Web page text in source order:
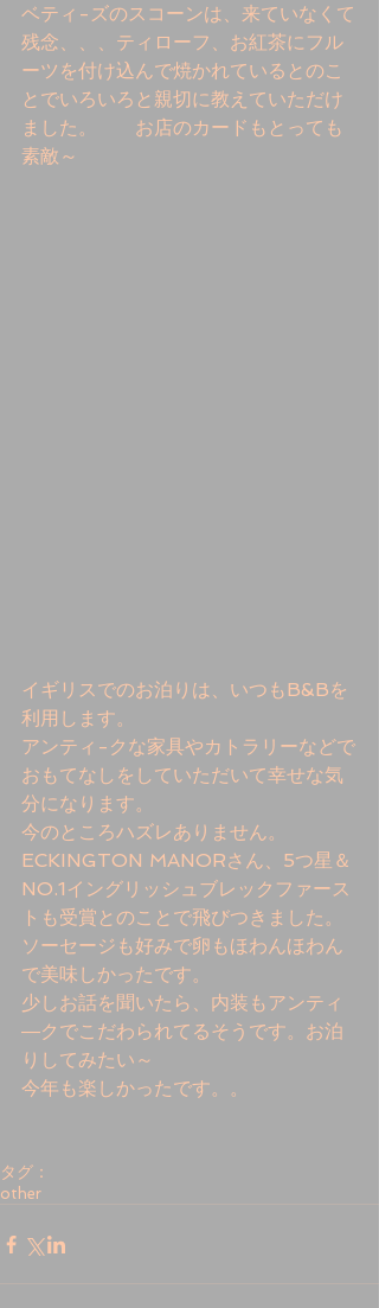
ベティ-ズのスコーンは、来ていなくて
残念、、、ティローフ、お紅茶にフル
ーツを付け込んで焼かれているとのこ
とでいろいろと親切に教えていただけ
ました。　　お店のカードもとっても
素敵～
イギリスでのお泊りは、いつもB&Bを
利用します。
アンティ-クな家具やカトラリーなどで
おもてなしをしていただいて幸せな気
分になります。
今のところハズレありません。
ECKINGTON MANORさん、5つ星＆
NO.1イングリッシュブレックファース
トも受賞とのことで飛びつきました。
ソーセージも好みで卵もほわんほわん
で美味しかったです。
少しお話を聞いたら、内装もアンティ
―クでこだわられてるそうです。お泊
りしてみたい～
今年も楽しかったです。。
タグ：
other